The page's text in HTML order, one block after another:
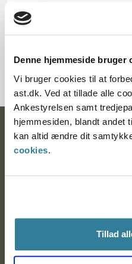
Denne hjemmeside bruger
Vi bruger cookies til at
ast.dk. Ved at tillade alle
Ankestyrelsen samt
hjemmesiden, blandt andet
kan altid ændre dit
cookies.
Tillad
§ 28
Journalnummer J.nr.:
Ankestyrelsen
Postadresse: